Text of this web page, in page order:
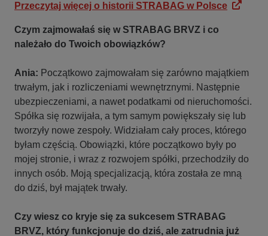
Przeczytaj więcej o historii STRABAG w Polsce
Czym zajmowałaś się w STRABAG BRVZ i co
należało do Twoich obowiązków?
Ania: Początkowo zajmowałam się zarówno majątkiem
trwałym, jak i rozliczeniami wewnętrznymi. Następnie
ubezpieczeniami, a nawet podatkami od nieruchomości.
Spółka się rozwijała, a tym samym powiększały się lub
tworzyły nowe zespoły. Widziałam cały proces, którego
byłam częścią. Obowiązki, które początkowo były po
mojej stronie, i wraz z rozwojem spółki, przechodziły do
innych osób. Moją specjalizacją, która została ze mną
do dziś, był majątek trwały.
Czy wiesz co kryje się za sukcesem STRABAG
BRVZ, który funkcjonuje do dziś, ale zatrudnia już